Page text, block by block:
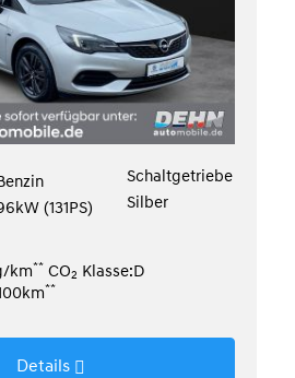
(131PS)
Schaltgetriebe
Silber
km** CO2 Klasse:D
**
Details